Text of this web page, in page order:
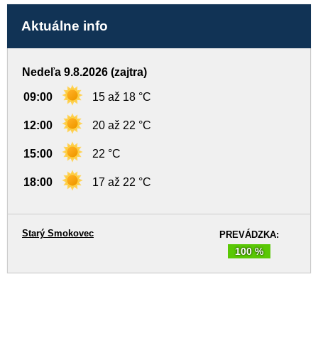
Aktuálne info
Nedeľa 9.8.2026 (zajtra)
09:00 15 až 18 °C
12:00 20 až 22 °C
15:00 22 °C
18:00 17 až 22 °C
PREVÁDZKA:
100 %
Starý Smokovec